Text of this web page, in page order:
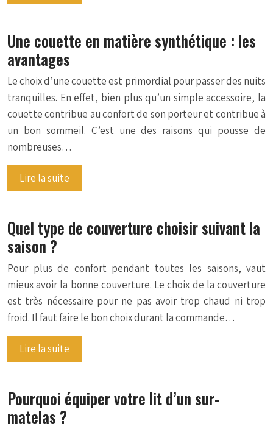
Une couette en matière synthétique : les
avantages
Le choix d’une couette est primordial pour passer des nuits
tranquilles. En effet, bien plus qu’un simple accessoire, la
couette contribue au confort de son porteur et contribue à
un bon sommeil. C’est une des raisons qui pousse de
nombreuses…
Lire la suite
Quel type de couverture choisir suivant la
saison ?
Pour plus de confort pendant toutes les saisons, vaut
mieux avoir la bonne couverture. Le choix de la couverture
est très nécessaire pour ne pas avoir trop chaud ni trop
froid. Il faut faire le bon choix durant la commande…
Lire la suite
Pourquoi équiper votre lit d’un sur-
matelas ?